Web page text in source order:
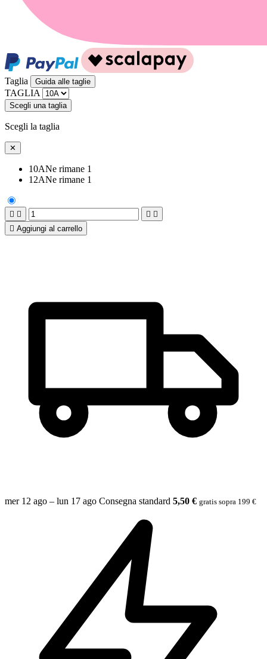
Taglia Guida alle taglie
TAGLIA
Scegli una taglia
Scegli la taglia
✕
10ANe rimane 1
12ANe rimane 1
   
 Aggiungi al carrello
mer 12 ago – lun 17 ago Consegna standard 5,50 € gratis sopra 199 €